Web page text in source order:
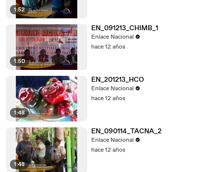
1:52
1:50
EN_091213_CHIMB_1
Enlace Nacional
hace 12 años
1:48
EN_201213_HCO
Enlace Nacional
hace 12 años
1:48
EN_090114_TACNA_2
Enlace Nacional
hace 12 años